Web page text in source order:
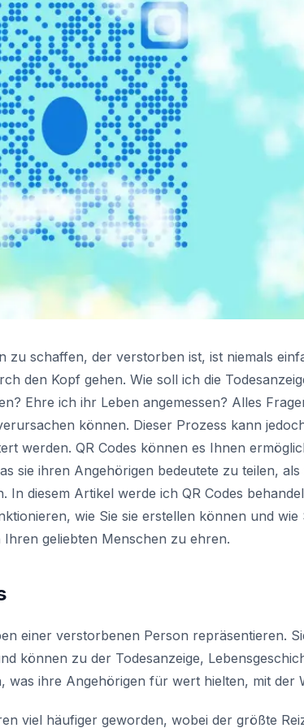
zu schaffen, der verstorben ist, ist niemals
den Kopf gehen. Wie soll ich die
Ehre ich ihr Leben angemessen? Alles
können. Dieser Prozess kann
werden. QR Codes können es Ihnen
sie ihren Angehörigen bedeutete zu teilen, als
In diesem Artikel werde ich QR Codes
wie Sie sie erstellen können und wie
geliebten Menschen zu ehren.
einer verstorbenen Person repräsentieren.
können zu der Todesanzeige,
was ihre Angehörigen für wert hielten, mit der
viel häufiger geworden, wobei der größte